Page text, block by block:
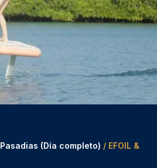
Pasadias (Día completo) / EFOIL &